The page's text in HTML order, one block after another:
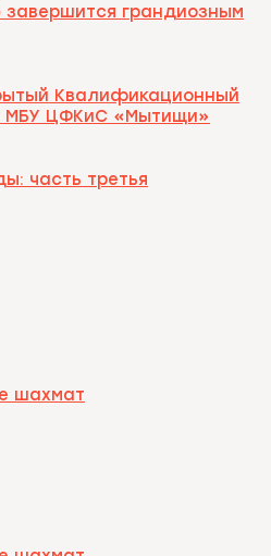
завершится грандиозным
Квалификационный
МБУ ЦФКиС «Мытищи»
часть третья
шахмат